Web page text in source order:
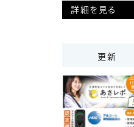
詳細を見る
更新